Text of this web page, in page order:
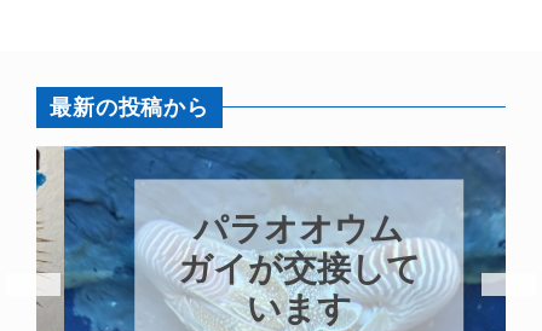
最新の投稿から
パラオオウム
ガイが交接して
います